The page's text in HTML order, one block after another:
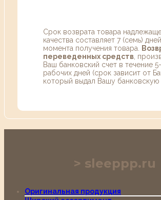
Срок возврата товара
качества составляет 7 (семь)
момента получения товара.
переведенных средств ,
Ваш банковский счет в течение
рабочих дней (срок зависит от
который выдал Вашу банковскую
sleeppp.ru
Оригинальная продукция